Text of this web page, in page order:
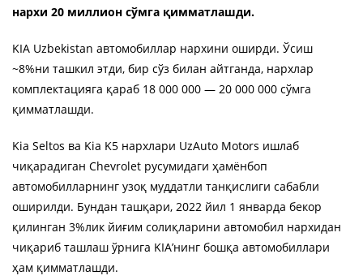
нархи 20 миллион сўмга қимматлашди.
KIA Uzbekistan автомобиллар нархини оширди. Ўсиш
~8%ни ташкил этди, бир сўз билан айтганда, нархлар
комплектацияга қараб 18 000 000 — 20 000 000 сўмга
қимматлашди.
Kia Seltos ва Kia K5 нархлари UzAuto Motors ишлаб
чиқарадиган Chevrolet русумидаги ҳамёнбоп
автомобилларнинг узоқ муддатли танқислиги сабабли
оширилди. Бундан ташқари, 2022 йил 1 январда бекор
қилинган 3%лик йиғим солиқларини автомобил нархидан
чиқариб ташлаш ўрнига KIA’нинг бошқа автомобиллари
ҳам қимматлашди.